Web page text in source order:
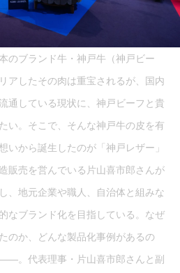
のブランド牛・神戸牛（神戸ビー
アしたその肉は重宝されるが、国内
通している現状に、神戸ビーフと貴
い。そこで、そんな神戸牛の皮を有
いから誕生したのが「神戸レザー」
販売を営んでいる片山喜市郎さんが
、地元企業や職人、自治体と組みな
なブランド化を目指している。なぜ
のか、どんな製品化事例があるの
。代表理事・片山喜市郎さんと副